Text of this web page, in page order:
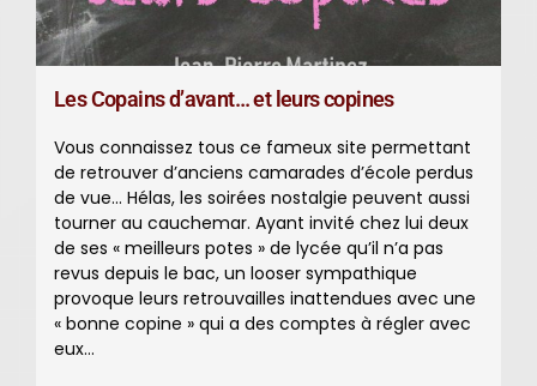
Les Copains d’avant… et leurs copines
Vous connaissez tous ce fameux site permettant
de retrouver d’anciens camarades d’école perdus
de vue… Hélas, les soirées nostalgie peuvent aussi
tourner au cauchemar. Ayant invité chez lui deux
de ses « meilleurs potes » de lycée qu’il n’a pas
revus depuis le bac, un looser sympathique
provoque leurs retrouvailles inattendues avec une
« bonne copine » qui a des comptes à régler avec
eux…